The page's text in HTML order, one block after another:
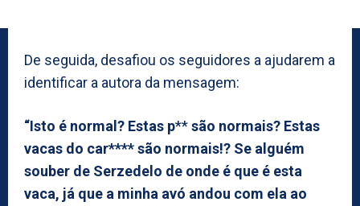
De seguida, desafiou os seguidores a ajudarem a
identificar a autora da mensagem:
“Isto é normal? Estas p**são normais? Estas
vacas do car**** são normais!? Se alguém
souber de Serzedelo de onde é que é esta
vaca, já que a minha avó andou com ela ao